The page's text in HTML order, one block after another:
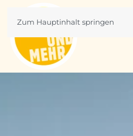
Zum Hauptinhalt springen